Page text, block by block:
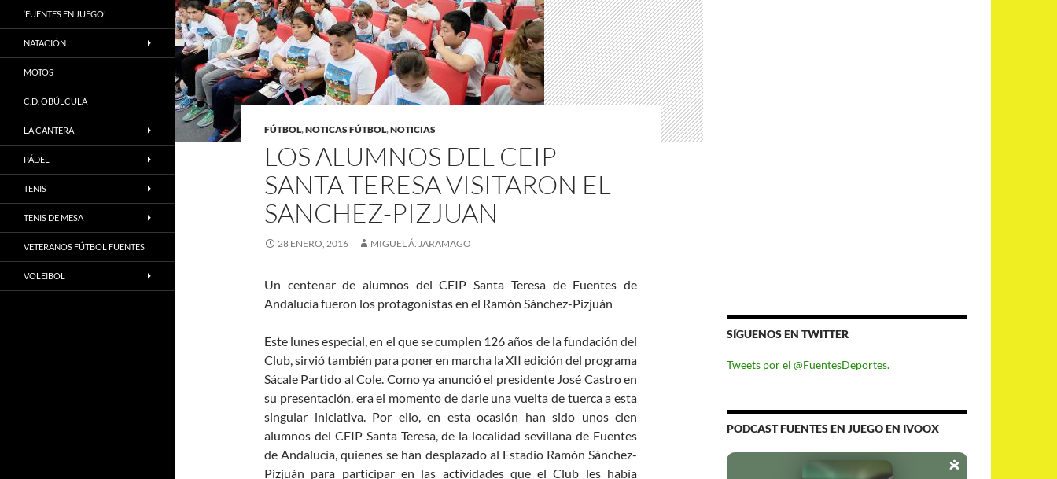
FÚTBOL,NOTICAS FÚTBOL,NOTICIAS
LOS ALUMNOS DEL CEIP
SANTA TERESA VISITARON EL
SANCHEZ-PIZJUAN
28 ENERO, 2016 MIGUEL Á. JARAMAGO
Un centenar de alumnos del CEIP Santa Teresa de Fuentes de
Andalucía fueron los protagonistas en el Ramón Sánchez-Pizjuán
Este lunes especial, en el que se cumplen 126 años de la fundación del
Club, sirvió también para poner en marcha la XII edición del programa
Sácale Partido al Cole. Como ya anunció el presidente José Castro en
su presentación, era el momento de darle una vuelta de tuerca a esta
singular iniciativa. Por ello, en esta ocasión han sido unos cien
alumnos del CEIP Santa Teresa, de la localidad sevillana de Fuentes
de Andalucía, quienes se han desplazado al Estadio Ramón Sánchez-
Pizjuán para participar en las actividades que el Club les había
SÍGUENOS EN TWITTER
Tweets por el @FuentesDeportes.
PODCAST FUENTES EN JUEGO EN IVOOX
‘FUENTES EN JUEGO’
NATACIÓN
MOTOS
C.D. OBÚLCULA
LA CANTERA
PÁDEL
TENIS
TENIS DE MESA
VETERANOS FÚTBOL FUENTES
VOLEIBOL